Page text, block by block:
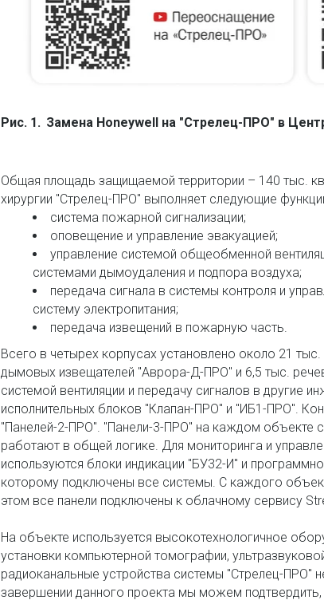
Рис. 1. Замена Honeywell на "Стрелец-ПРО" в
Общая площадь защищаемой территории – 140 тыс.
хирургии "Стрелец-ПРО" выполняет следующие
система пожарной сигнализации;
оповещение и управление эвакуацией;
управление системой общеобменной
системами дымоудаления и подпора воздуха;
передача сигнала в системы контроля и
систему электропитания;
передача извещений в пожарную часть.
Всего в четырех корпусах установлено около 21
дымовых извещателей "Аврора-Д-ПРО" и 6,5 тыс.
системой вентиляции и передачу сигналов в другие
исполнительных блоков "Клапан-ПРО" и "ИБ1-ПРО".
"Панелей-2-ПРО". "Панели-3-ПРО" на каждом объекте
работают в общей логике. Для мониторинга и
используются блоки индикации "БУ32-И" и
которому подключены все системы. С каждого
этом все панели подключены к облачному сервису
На объекте используется высокотехнологичное
установки компьютерной томографии,
радиоканальные устройства системы "Стрелец-ПРО"
завершении данного проекта мы можем